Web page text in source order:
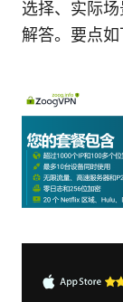
选择、实际
解答。要点如